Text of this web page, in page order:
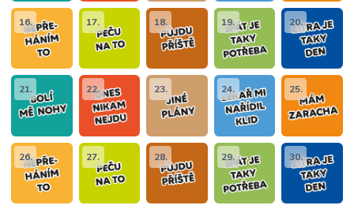
16. 17. 18. 19. 20.
21. 22. 23. 24. 25.
26. 27. 28. 29. 30.